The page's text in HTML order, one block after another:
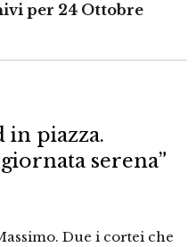
per 24 Ottobre
in piazza.
serena”
Due i cortei che